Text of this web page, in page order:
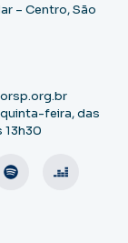
– Centro, São
feira, das
13h30